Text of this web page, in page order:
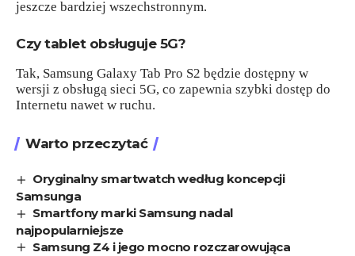
jeszcze bardziej wszechstronnym.
Czy tablet obsługuje 5G?
Tak, Samsung Galaxy Tab Pro S2 będzie dostępny w
wersji z obsługą sieci 5G, co zapewnia szybki dostęp do
Internetu nawet w ruchu.
Warto przeczytać
Oryginalny smartwatch według koncepcji
Samsunga
Smartfony marki Samsung nadal
najpopularniejsze
Samsung Z4 i jego mocno rozczarowująca